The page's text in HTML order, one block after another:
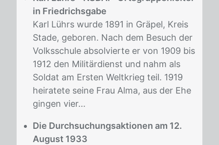
in Friedrichsgabe
Karl Lührs wurde 1891 in Gräpel, Kreis
Stade, geboren. Nach dem Besuch der
Volksschule absolvierte er von 1909 bis
1912 den Militärdienst und nahm als
Soldat am Ersten Weltkrieg teil. 1919
heiratete seine Frau Alma, aus der Ehe
gingen vier...
Die Durchsuchungsaktionen am 12.
August 1933